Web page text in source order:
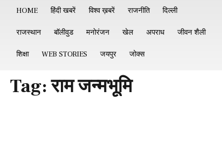
HOME हिंदी खबरें विश्व ख़बरें राजनीति दिल्ली
राजस्थान बॉलीवुड मनोरंजन खेल अपराध जीवन शैली
शिक्षा WEB STORIES जयपुर जोक्स
Tag:राम जन्मभूमि